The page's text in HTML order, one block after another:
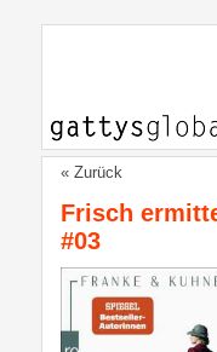
« Zurück
Frisch
#03